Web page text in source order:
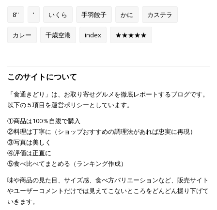
8'' ' いくら 手羽餃子 かに カステラ
カレー 千歳空港 index ★★★★★
このサイトについて
「食通きどり」は、お取り寄せグルメを徹底レポートするブログです。
以下の５項目を運営ポリシーとしています。
①商品は100％自腹で購入
②料理は丁寧に（ショップおすすめの調理法があれば忠実に再現）
③写真は美しく
④評価は正直に
⑤食べ比べてまとめる（ランキング作成）
味や商品の見た目、サイズ感、食べ方バリエーションなど、販売サイト
やユーザーコメントだけでは見えてこないところをどんどん掘り下げて
いきます。